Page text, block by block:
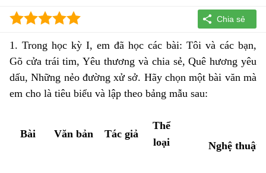
1. Trong học kỳ I, em đã học các bài: Tôi và các bạn,
Gõ cửa trái tim, Yêu thương và chia sẻ, Quê hương yêu
dấu, Những nẻo đường xử sở. Hãy chọn một bài văn mà
em cho là tiêu biểu và lập theo bảng mẫu sau:
Bài Văn bản Tác giả
Thể
loại
Nghệ thuật